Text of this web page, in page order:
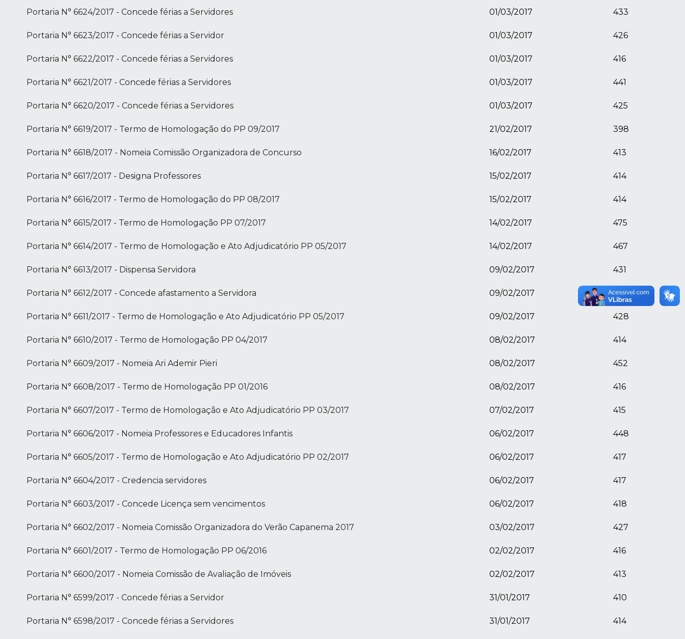
Portaria N° 6624/2017 - Concede férias a Servidores 01/03/2017 433
Portaria N° 6623/2017 - Concede férias a Servidor 01/03/2017 426
Portaria N° 6622/2017 - Concede férias a Servidores 01/03/2017 416
Portaria N° 6621/2017 - Concede férias a Servidores 01/03/2017 441
Portaria N° 6620/2017 - Concede férias a Servidores 01/03/2017 425
Portaria N° 6619/2017 - Termo de Homologação do PP 09/2017 21/02/2017 398
Portaria N° 6618/2017 - Nomeia Comissão Organizadora de Concurso 16/02/2017 413
Portaria N° 6617/2017 - Designa Professores 15/02/2017 414
Portaria N° 6616/2017 - Termo de Homologação do PP 08/2017 15/02/2017 414
Portaria N° 6615/2017 - Termo de Homologação PP 07/2017 14/02/2017 475
Portaria N° 6614/2017 - Termo de Homologação e Ato Adjudicatório PP 05/2017 14/02/2017 467
Portaria N° 6613/2017 - Dispensa Servidora 09/02/2017 431
Portaria N° 6612/2017 - Concede afastamento a Servidora 09/02/2017 407
Portaria N° 6611/2017 - Termo de Homologação e Ato Adjudicatório PP 05/2017 09/02/2017 428
Portaria N° 6610/2017 - Termo de Homologação PP 04/2017 08/02/2017 414
Portaria N° 6609/2017 - Nomeia Ari Ademir Pieri 08/02/2017 452
Portaria N° 6608/2017 - Termo de Homologação PP 01/2016 08/02/2017 416
Portaria N° 6607/2017 - Termo de Homologação e Ato Adjudicatório PP 03/2017 07/02/2017 415
Portaria N° 6606/2017 - Nomeia Professores e Educadores Infantis 06/02/2017 448
Portaria N° 6605/2017 - Termo de Homologação e Ato Adjudicatório PP 02/2017 06/02/2017 417
Portaria N° 6604/2017 - Credencia servidores 06/02/2017 417
Portaria N° 6603/2017 - Concede Licença sem vencimentos 06/02/2017 418
Portaria N° 6602/2017 - Nomeia Comissão Organizadora do Verão Capanema 2017 03/02/2017 427
Portaria N° 6601/2017 - Termo de Homologação PP 06/2016 02/02/2017 416
Portaria N° 6600/2017 - Nomeia Comissão de Avaliação de Imóveis 02/02/2017 413
Portaria N° 6599/2017 - Concede férias a Servidor 31/01/2017 410
Portaria N° 6598/2017 - Concede férias a Servidores 31/01/2017 414